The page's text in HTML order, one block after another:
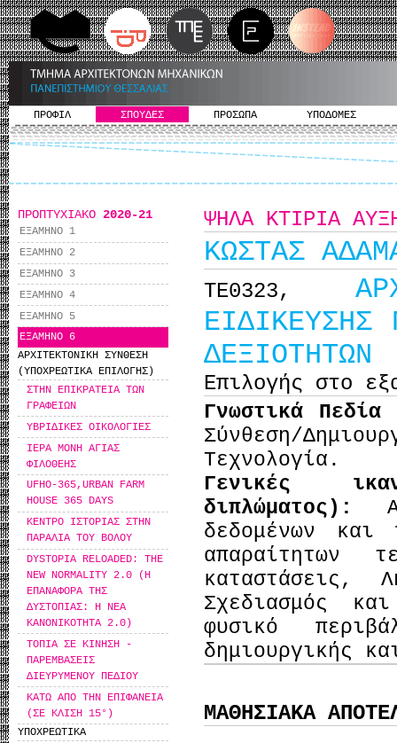
ΠΡΟΦΙΛ ΣΠΟΥΔΕΣ ΠΡΟΣΩΠΑ ΥΠΟΔΟΜΕΣ
ΠΡΟΠΤΥΧΙΑΚΟ 2020-21
ΕΞΑΜΗΝΟ 1
ΕΞΑΜΗΝΟ 2
ΕΞΑΜΗΝΟ 3
ΕΞΑΜΗΝΟ 4
ΕΞΑΜΗΝΟ 5
ΕΞΑΜΗΝΟ 6
ΑΡΧΙΤΕΚΤΟΝΙΚΗ ΣΥΝΘΕΣΗ
(ΥΠΟΧΡΕΩΤΙΚΑ ΕΠΙΛΟΓΗΣ)
ΣΤΗΝ ΕΠΙΚΡΑΤΕΙΑ ΤΩΝ
ΓΡΑΦΕΙΩΝ
ΥΒΡΙΔΙΚΕΣ ΟΙΚΟΛΟΓΙΕΣ
ΙΕΡΑ ΜΟΝΗ ΑΓΙΑΣ
ΦΙΛΟΘΕΗΣ
UFHO-365,URBAN FARM
HOUSE 365 DAYS
ΚΕΝΤΡΟ ΙΣΤΟΡΙΑΣ ΣΤΗΝ
ΠΑΡΑΛΙΑ ΤΟΥ ΒΟΛΟΥ
DYSTOPIA RELOADED: THE
NEW NORMALITY 2.0 (Η
ΕΠΑΝΑΦΟΡΑ ΤΗΣ
ΔΥΣΤΟΠΙΑΣ: Η ΝΕΑ
ΚΑΝΟΝΙΚΟΤΗΤΑ 2.0)
ΤΟΠΙΑ ΣΕ ΚΙΝΗΣΗ -
ΠΑΡΕΜΒΑΣΕΙΣ
ΔΙΕΥΡΥΜΕΝΟΥ ΠΕΔΙΟΥ
ΚΑΤΩ ΑΠΟ ΤΗΝ ΕΠΙΦΑΝΕΙΑ
(ΣΕ ΚΛΙΣΗ 15°)
ΥΠΟΧΡΕΩΤΙΚΑ
ΨΗΛΑ ΚΤΙΡΙΑ
KΩΣΤΑΣ
ΤΕ0323,
ΕΙΔΙΚΕΥΣΗΣ
ΔΕΞΙΟΤΗΤΩΝ
Επιλογής στο
Γνωστικά
Σύνθεση/
Τεχνολογία.
Γενικές
διπλώματος):
δεδομένων
απαραίτητων
καταστάσεις,
Σχεδιασμός
φυσικό
δημιουργικής
ΜΑΘΗΣΙΑΚΑ